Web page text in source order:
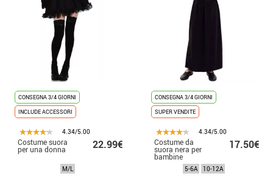
CONSEGNA 3/4 GIORNI
INCLUDE ACCESSORI
4.34/5.00
Costume suora
per una donna 22.99€
M/L
CONSEGNA 3/4 GIORNI
SUPER VENDITE
4.34/5.00
Costume da
suora nera per
bambine
17.50€
5-6A 10-12A